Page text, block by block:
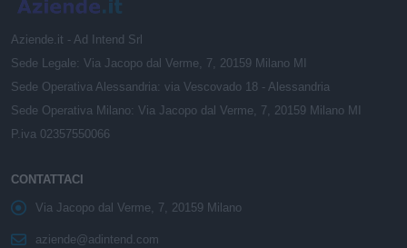
Aziende.it - Ad Intend Srl
Sede Legale: Via Jacopo dal Verme, 7, 20159 Milano MI
Sede Operativa Alessandria: via Vescovado 18 - Alessandria
Sede Operativa Milano: Via Jacopo dal Verme, 7, 20159 Milano MI
P.iva 02357550066
CONTATTACI
Via Jacopo dal Verme, 7, 20159 Milano
aziende@adintend.com